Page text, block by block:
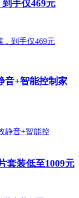
手仅469元
音+智能控制家
套装低至1009元